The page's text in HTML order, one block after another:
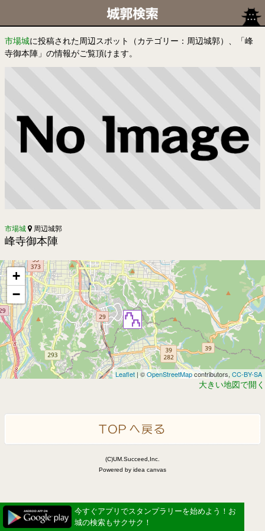
市場城に投稿された周辺スポット（カテゴリー：周辺城郭）、「峰
寺御本陣」の情報がご覧頂けます。
市場城 周辺城郭
峰寺御本陣
+
−
Leaflet | ©OpenStreetMapcontributors, CC-BY-SA
大きい地図で開く
(C)UM.Succeed,Inc.
Powered by idea canvas
今すぐアプリでスタンプラリーを始めよう！お
城の検索もサクサク！